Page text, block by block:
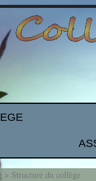
> Structure du collège